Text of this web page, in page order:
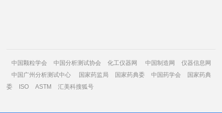
中国颗粒学会 中国分析测试协会 化工仪器网 中国制造网
仪器信息网
中国广州分析测试中心
国家药监局 国家药典委 中国药学会
国家药典
委
ISO ASTM 汇美科搜狐号